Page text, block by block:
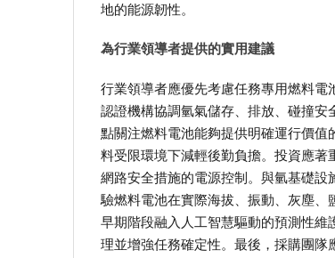
地的能源韌性。
為行業領導者提供的實用建議
行業領導者應優先考慮任務專用燃料
認證機構協調氫氣儲存、排放、碰撞
點關注燃料電池能夠提供明確運行價
料受限環境下減輕後勤負擔。投資應
網路安全措施的電源控制。與氫基礎
驗燃料電池在實際海拔、振動、灰塵
早期階段融入人工智慧驅動的預測性
理並增強任務確定性。最後，採購團